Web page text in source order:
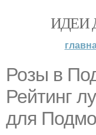
ИДЕИ
Розы в
Рейтинг
для